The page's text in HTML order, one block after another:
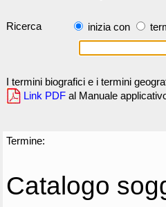
Ricerca inizia con
I termini biografici e i termini
Link PDF al Manuale
Termine:
Catalogo